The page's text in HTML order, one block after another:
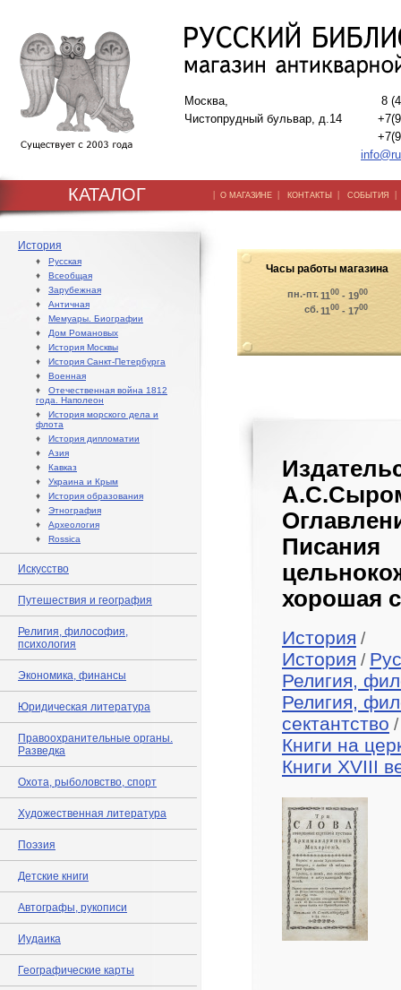
Москва,
Чистопрудный бульвар, д.14
8
КАТАЛОГ | О МАГАЗИНЕ | КОНТАКТЫ | СОБЫТИЯ
История
♦ Русская
♦ Всеобщая
♦ Зарубежная
♦ Античная
♦ Мемуары. Биографии
♦ Дом Романовых
♦ История Москвы
♦ История Санкт-Петербурга
♦ Военная
♦ Отечественная война 1812
года. Наполеон
♦ История морского дела и
флота
♦ История дипломатии
♦ Азия
♦ Кавказ
♦ Украина и Крым
♦ История образования
♦ Этнография
♦ Археология
♦ Rossica
Искусство
Путешествия и география
Религия, философия,
психология
Экономика, финансы
Юридическая литература
Правоохранительные органы.
Разведка
Охота, рыболовство, спорт
Художественная литература
Поэзия
Детские книги
Автографы, рукописи
Иудаика
Географические карты
Часы работы магазина
пн.-пт.1100 - 1900
сб.1100 - 1700
хорошая
История /
История /
Религия,
Религия,
сектантство /
Книги на
Книги XVIII